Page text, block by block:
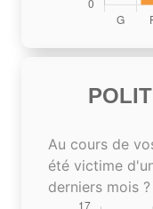
Au cours de
été victime
derniers mois ?